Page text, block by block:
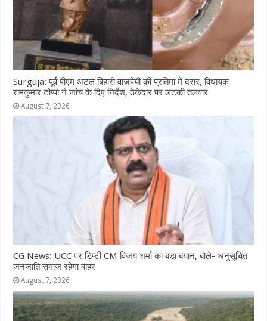
Surguja: पूर्व पीएम अटल बिहारी वाजपेयी की प्रतिमा में दरार, विधायक
रामकुमार टोप्पो ने जांच के दिए निर्देश, ठेकेदार पर लटकी तलवार
August 7, 2026
CG News: UCC पर डिप्टी CM विजय शर्मा का बड़ा बयान, बोले- अनुसूचित
जनजाति समाज रहेगा बाहर
August 7, 2026